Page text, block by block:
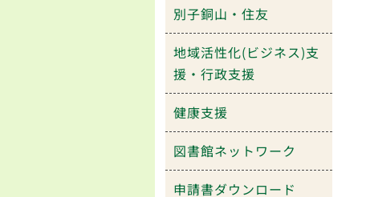
別子銅山・住友
地域活性化(ビジネス)支
援・行政支援
健康支援
図書館ネットワーク
申請書ダウンロード